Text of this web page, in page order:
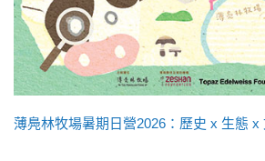
薄鳧林牧場暑期日營2026：歷史 x 生態 x